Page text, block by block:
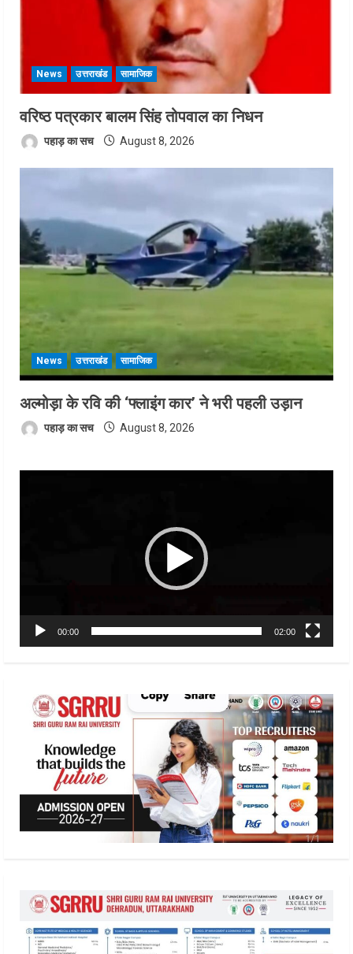
News उत्तराखंड सामाजिक
वरिष्ठ पत्रकार बालम सिंह तोपवाल का निधन
पहाड़ का सच August 8, 2026
News उत्तराखंड सामाजिक
अल्मोड़ा के रवि की ‘फ्लाइंग कार’ ने भरी पहली उड़ान
पहाड़ का सच August 8, 2026
00:00 02:00